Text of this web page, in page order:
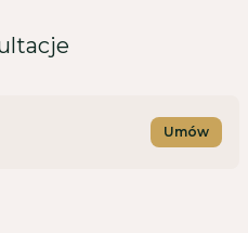
Umów